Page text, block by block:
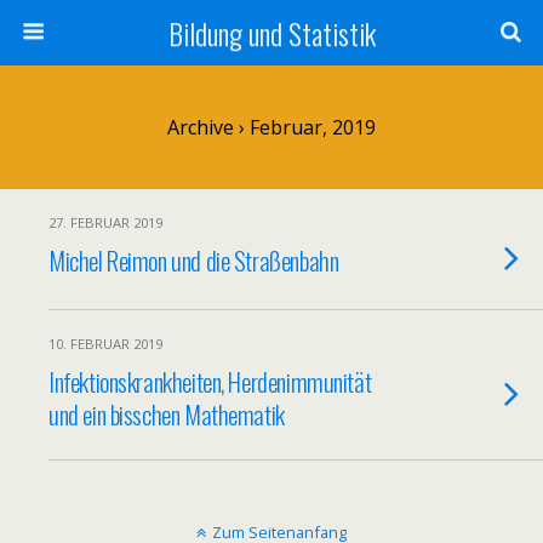
Bildung und Statistik
Archive › Februar, 2019
27. FEBRUAR 2019
Michel Reimon und die Straßenbahn
10. FEBRUAR 2019
Infektionskrankheiten, Herdenimmunität
und ein bisschen Mathematik
Zum Seitenanfang